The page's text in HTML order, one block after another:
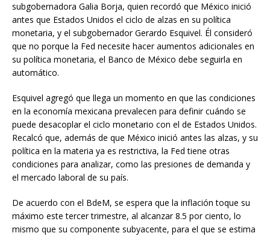
subgobernadora Galia Borja, quien recordó que México inició
antes que Estados Unidos el ciclo de alzas en su política
monetaria, y el subgobernador Gerardo Esquivel. Él consideró
que no porque la Fed necesite hacer aumentos adicionales en
su política monetaria, el Banco de México debe seguirla en
automático.
Esquivel agregó que llega un momento en que las condiciones
en la economía mexicana prevalecen para definir cuándo se
puede desacoplar el ciclo monetario con el de Estados Unidos.
Recalcó que, además de que México inició antes las alzas, y su
política en la materia ya es restrictiva, la Fed tiene otras
condiciones para analizar, como las presiones de demanda y
el mercado laboral de su país.
De acuerdo con el BdeM, se espera que la inflación toque su
máximo este tercer trimestre, al alcanzar 8.5 por ciento, lo
mismo que su componente subyacente, para el que se estima